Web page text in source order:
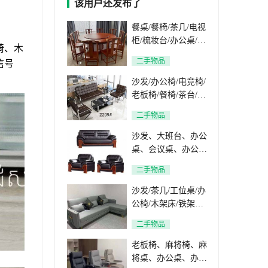
、木
号
该用户还发布了
餐桌/餐椅/茶几/电视
柜/梳妆台/办公桌/办
柜/床头柜/沙发
二手物品
沙发/办公椅/电竞椅/
老板椅/餐椅/茶台/电
头柜/梳妆台/床/床垫
二手物品
沙发、大班台、办公
桌、会议桌、办公
椅、电视柜、鞋柜、
衣柜、床头柜、文件
柜、保险柜
二手物品
沙发/茶几/工位桌/办
公椅/木架床/铁架床/
视柜/办公桌/茶桌/餐
桌/餐椅/床头柜/文件
柜/保险柜
二手物品
老板椅、麻将椅、麻
将桌、办公桌、办公